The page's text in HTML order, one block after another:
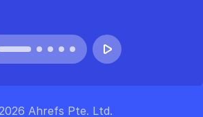
Ahrefs Pte. Ltd.